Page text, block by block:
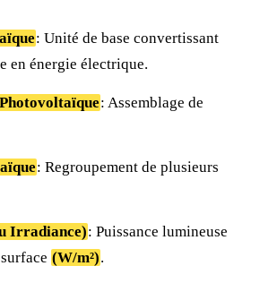
: Unité de base convertissant
en énergie électrique.
: Assemblage de
: Regroupement de plusieurs
Irradiance): Puissance lumineuse
(W/m²).